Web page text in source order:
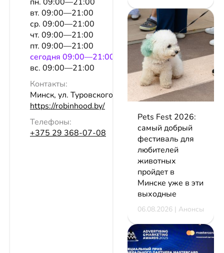
вт. 09:00—21:00
ср. 09:00—21:00
чт. 09:00—21:00
пт. 09:00—21:00
сeгодня 09:00—21:00
вс. 09:00—21:00
Контакты:
Минск, ул. Туровского, 8, пом. 161
https://robinhood.by/
Телефоны:
+375 29 368-07-08
Pets Fest 2026:
самый добрый
фестиваль для
любителей
животных
пройдет в
Минске уже в эти
выходные
06.08.2026 | Анонсы